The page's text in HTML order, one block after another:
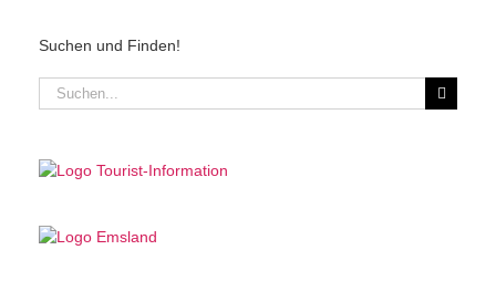
Suchen und Finden!
Suche
nach: